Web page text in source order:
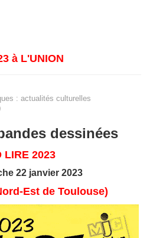
à L'UNION
: actualités culturelles
dessinées
LIRE 2023
22 janvier 2023
Est de Toulouse)